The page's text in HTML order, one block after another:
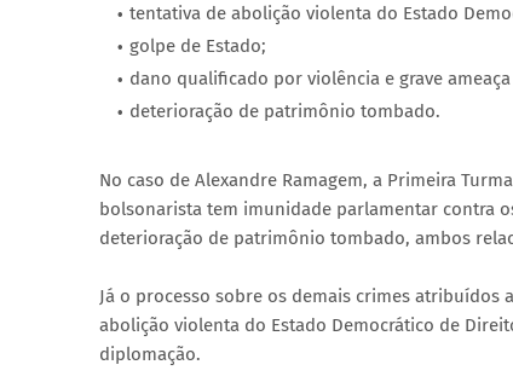
tentativa de abolição violenta do Estado
golpe de Estado;
dano qualificado por violência e grave
deterioração de patrimônio tombado.
No caso de Alexandre Ramagem, a Primeira
bolsonarista tem imunidade parlamentar contra
deterioração de patrimônio tombado, ambos
Já o processo sobre os demais crimes
abolição violenta do Estado Democrático de
diplomação.